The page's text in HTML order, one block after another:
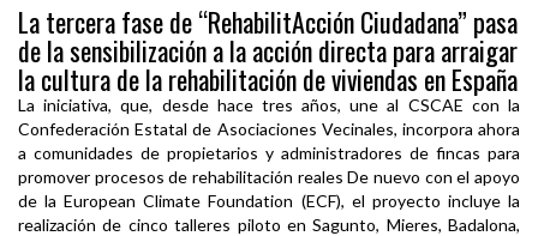
La tercera fase de “RehabilitAcción Ciudadana” pasa
de la sensibilización a la acción directa para arraigar
la cultura de la rehabilitación de viviendas en España
La iniciativa, que, desde hace tres años, une al CSCAE con la
Confederación Estatal de Asociaciones Vecinales, incorpora ahora
a comunidades de propietarios y administradores de fincas para
promover procesos de rehabilitación reales De nuevo con el apoyo
de la European Climate Foundation (ECF), el proyecto incluye la
realización de cinco talleres piloto en Sagunto, Mieres, Badalona,